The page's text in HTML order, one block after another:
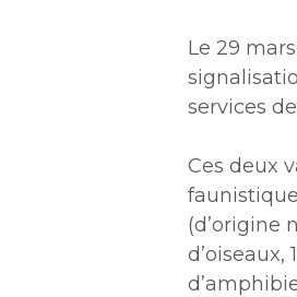
Le 29
services
Ces deux
(d’origine